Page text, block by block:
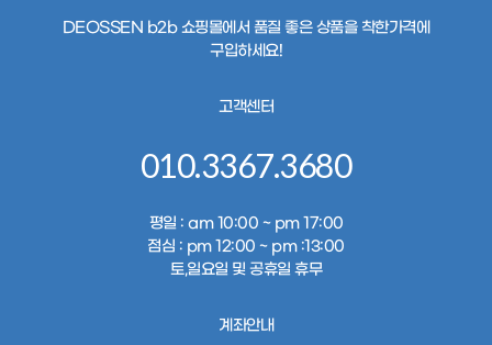
DEOSSEN b2b 쇼핑몰에서 품질 좋은상품을 착한가격에
구입하세요!
고객센터
010.3367.3680
평일: am 10:00 ~ pm 17:00
점심 : pm 12:00 ~ pm :13:00
토,일요일 및 공휴일 휴무
계좌안내